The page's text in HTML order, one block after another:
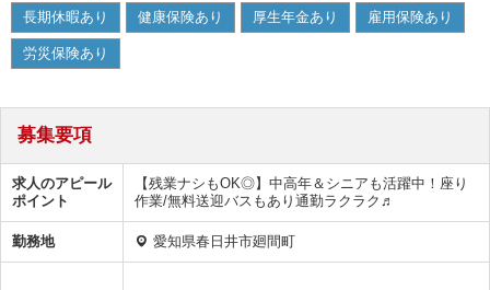
長期休暇あり 健康保険あり 厚生年金あり 雇用保険あり
労災保険あり
募集要項
求人のアピール
ポイント
【残業ナシもOK◎】中高年＆シニアも活躍中！座り
作業/無料送迎バスもあり通勤ラクラク♬
勤務地 愛知県春日井市廻間町